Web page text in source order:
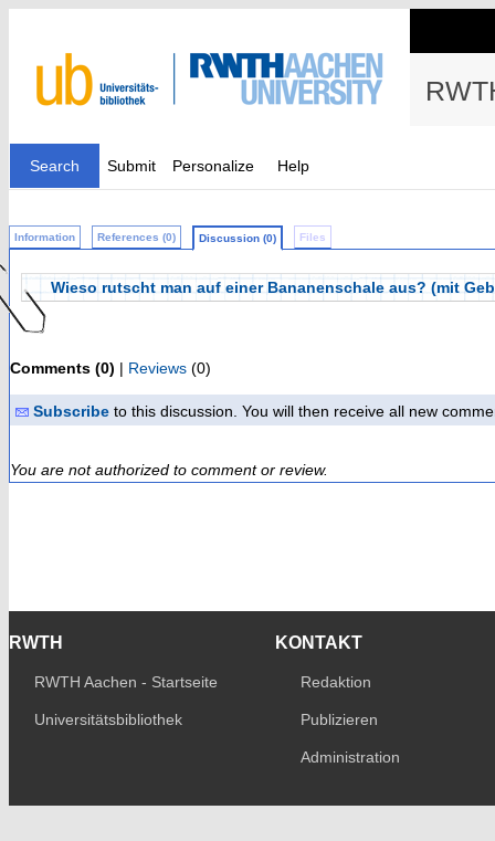
Search Submit Personalize Help
Information References (0) Discussion (0) Files
Wieso rutscht man auf einer Bananenschale aus? (mit
Comments (0) | Reviews (0)
Subscribe to this discussion. You will then receive all new
You are not authorized to comment or review.
RWTH
RWTH Aachen - Startseite
Universitätsbibliothek
KONTAKT
Redaktion
Publizieren
Administration